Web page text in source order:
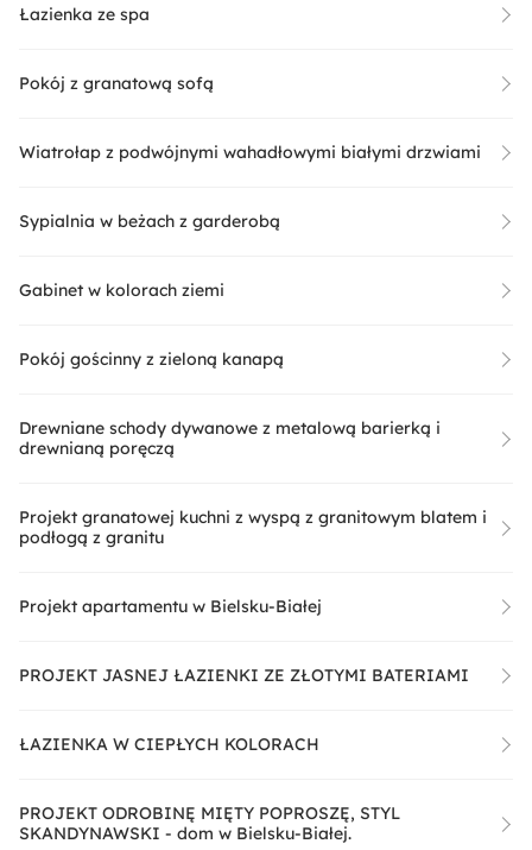
Łazienka ze spa
Pokój z granatową sofą
Wiatrołap z podwójnymi wahadłowymi białymi drzwiami
Sypialnia w beżach z garderobą
Gabinet w kolorach ziemi
Pokój gościnny z zieloną kanapą
Drewniane schody dywanowe z metalową barierką i
drewnianą poręczą
Projekt granatowej kuchni z wyspą z granitowym blatem i
podłogą z granitu
Projekt apartamentu w Bielsku-Białej
PROJEKT JASNEJ ŁAZIENKI ZE ZŁOTYMI BATERIAMI
ŁAZIENKA W CIEPŁYCH KOLORACH
PROJEKT ODROBINĘ MIĘTY POPROSZĘ, STYL
SKANDYNAWSKI - dom w Bielsku-Białej.